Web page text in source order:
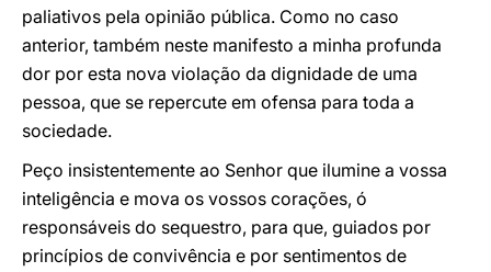
paliativos pela opinião pública. Como no caso
anterior, também neste manifesto a minha profunda
dor por esta nova violação da dignidade de uma
pessoa, que se repercute em ofensa para toda a
sociedade.
Peço insistentemente ao Senhor que ilumine a vossa
inteligência e mova os vossos corações, ó
responsáveis do sequestro, para que, guiados por
princípios de convivência e por sentimentos de